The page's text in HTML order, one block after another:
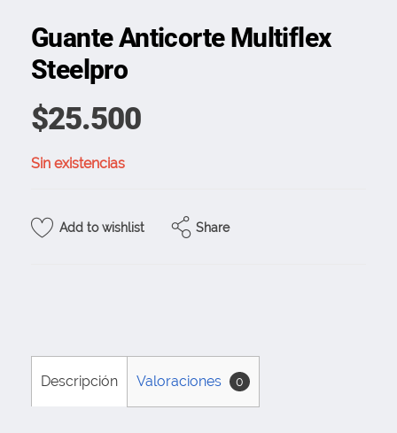
Guante Anticorte Multiflex
Steelpro
$25.500
Sin existencias
Add to wishlist Share
Descripción Valoraciones 0